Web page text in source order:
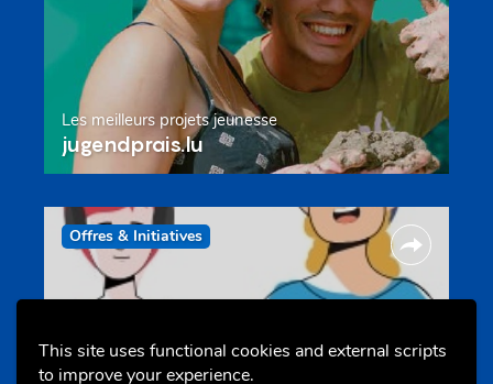
This site uses functional cookies and external scripts
to improve your experience.
Les meilleurs projets jeunesse
jugendprais.lu
Offres & Initiatives